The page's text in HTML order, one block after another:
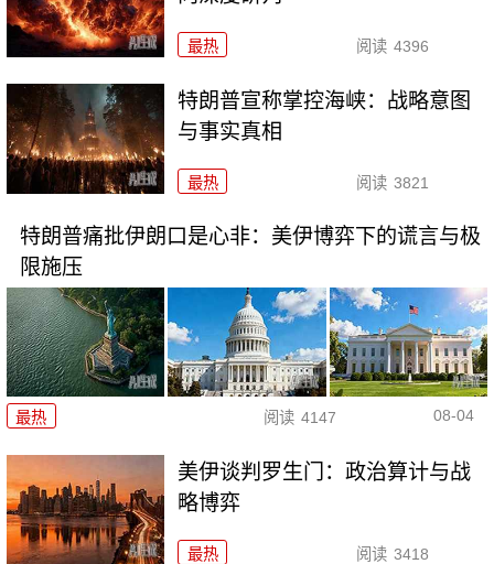
最热 阅读 4396
特朗普宣称掌控海峡：战略意图
与事实真相
最热 阅读 3821
特朗普痛批伊朗口是心非：美伊博弈下的谎言与极
限施压
最热 阅读 4147 08-04
美伊谈判罗生门：政治算计与战
略博弈
最热 阅读 3418